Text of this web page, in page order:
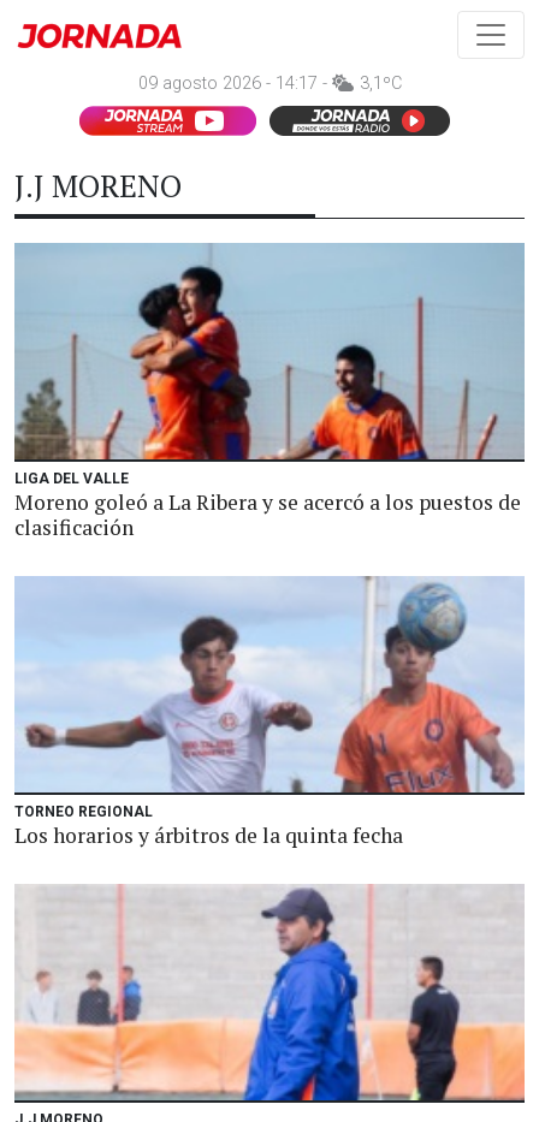
09 agosto 2026 - 14:17 - 3,1ºC
J.J MORENO
LIGA DEL VALLE
Moreno goleó a La Ribera y se acercó a los puestos de
clasificación
TORNEO REGIONAL
Los horarios y árbitros de la quinta fecha